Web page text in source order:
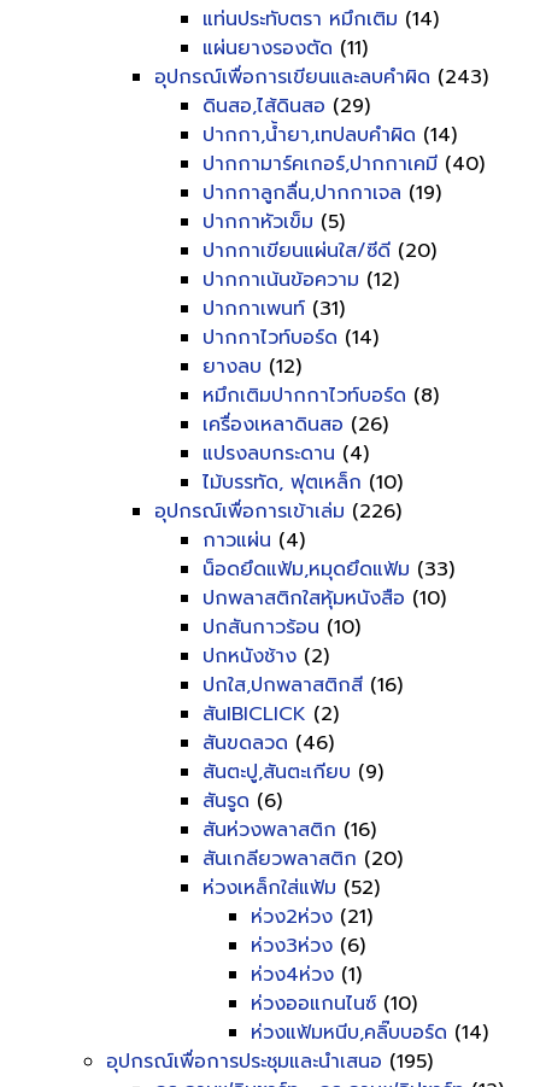
แท่นประทับตรา หมึกเติม (14)
แผ่นยางรองตัด (11)
อุปกรณ์เพื่อการเขียนและลบคำผิด (243)
ดินสอ,ไส้ดินสอ (29)
ปากกา,น้ำยา,เทปลบคำผิด (14)
ปากกามาร์คเกอร์,ปากกาเคมี (40)
ปากกาลูกลื่น,ปากกาเจล (19)
ปากกาหัวเข็ม (5)
ปากกาเขียนแผ่นใส/ซีดี (20)
ปากกาเน้นข้อความ (12)
ปากกาเพนท์ (31)
ปากกาไวท์บอร์ด (14)
ยางลบ (12)
หมึกเติมปากกาไวท์บอร์ด (8)
เครื่องเหลาดินสอ (26)
แปรงลบกระดาน (4)
ไม้บรรทัด, ฟุตเหล็ก (10)
อุปกรณ์เพื่อการเข้าเล่ม (226)
กาวแผ่น (4)
น็อดยึดแฟ้ม,หมุดยึดแฟ้ม (33)
ปกพลาสติกใสหุ้มหนังสือ (10)
ปกสันกาวร้อน (10)
ปกหนังช้าง (2)
ปกใส,ปกพลาสติกสี (16)
สันIBICLICK (2)
สันขดลวด (46)
สันตะปู,สันตะเกียบ (9)
สันรูด (6)
สันห่วงพลาสติก (16)
สันเกลียวพลาสติก (20)
ห่วงเหล็กใส่แฟ้ม (52)
ห่วง2ห่วง (21)
ห่วง3ห่วง (6)
ห่วง4ห่วง (1)
ห่วงออแกนไนซ์ (10)
ห่วงแฟ้มหนีบ,คลิ๊บบอร์ด (14)
อุปกรณ์เพื่อการประชุมและนำเสนอ (195)